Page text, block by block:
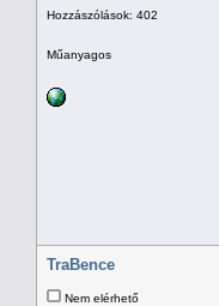
Hozzászólások: 402
Műanyagos
TraBence
Nem elérhető